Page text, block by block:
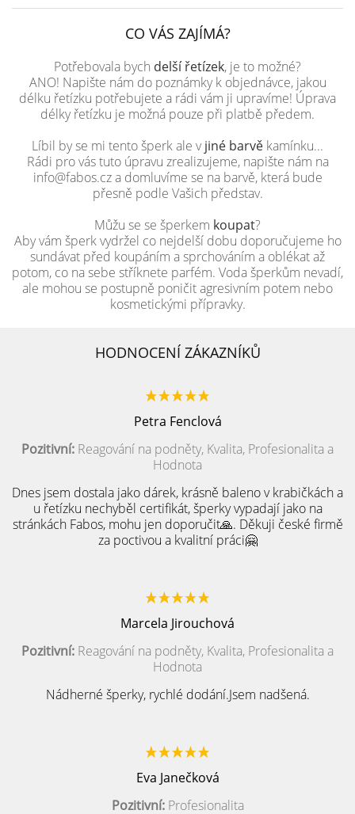
CO VÁS ZAJÍMÁ?
Potřebovala bych delší řetízek, je to možné?
ANO! Napište nám do poznámky k objednávce, jakou
délku řetízku potřebujete a rádi vám ji upravíme! Úprava
délky řetízku je možná pouze při platbě předem.
Líbil by se mi tento šperk ale vjiné barvě kamínku...
Rádi pro vás tuto úpravu zrealizujeme, napište nám na
info@fabos.cz a domluvíme se na barvě, která bude
přesně podle Vašich představ.
Můžu se se šperkem koupat?
Aby vám šperk vydržel co nejdelší dobu doporučujeme ho
sundávat před koupáním a sprchováním a oblékat až
potom, co na sebe stříknete parfém. Voda šperkům nevadí,
ale mohou se postupně poničit agresivním potem nebo
kosmetickými přípravky.
HODNOCENÍ ZÁKAZNÍKŮ
Petra Fenclová
Pozitivní: Reagování na podněty, Kvalita, Profesionalita a
Hodnota
Dnes jsem dostala jako dárek, krásně baleno v krabičkách a
u řetízku nechyběl certifikát, šperky vypadají jako na
stránkách Fabos, mohu jen doporučit🙏. Děkuji české firmě
za poctivou a kvalitní práci🤗
Marcela Jirouchová
Pozitivní: Reagování na podněty, Kvalita, Profesionalita a
Hodnota
Nádherné šperky, rychlé dodání.Jsem nadšená.
Eva Janečková
Pozitivní:Profesionalita